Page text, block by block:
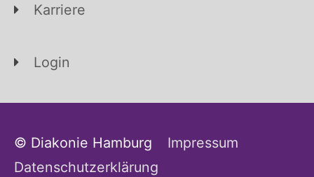
Karriere
Login
© Diakonie Hamburg
Impressum
Datenschutzerklärung